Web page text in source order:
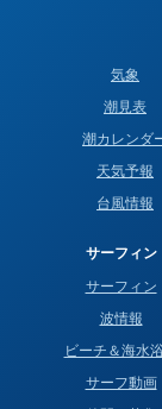
気象
潮見表
潮カレンダ
天気予報
台風情報
サーフィン
サーフィン
波情報
ビーチ＆海水
サーフ動画